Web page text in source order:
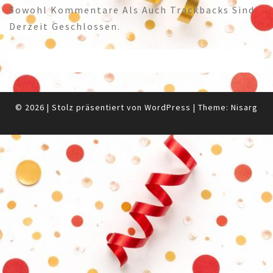
Sowohl Kommentare Als Auch Trackbacks Sind
Derzeit Geschlossen.
© 2026 | Stolz präsentiert von WordPress | Theme: Nisarg